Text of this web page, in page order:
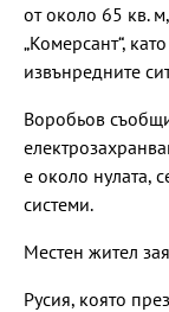
от около 65 кв.
„Комерсант“,
извънредните
Воробьов
е около нулата,
системи.
Местен жител
Русия, която